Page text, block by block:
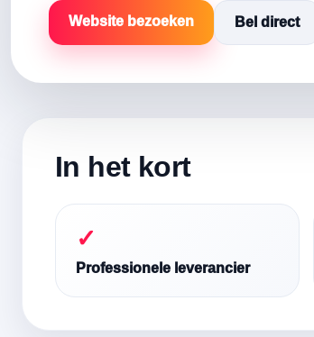
Website bezoeken Bel direct
In het kort
✓
Professionele leverancier